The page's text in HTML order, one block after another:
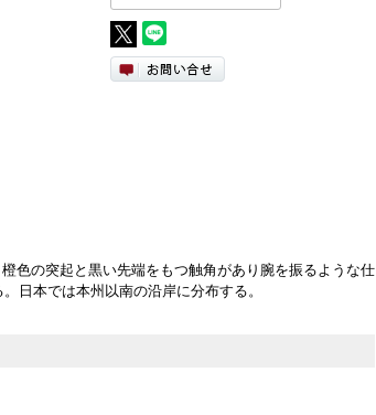
色の突起と黒い先端をもつ触角があり腕を振るような仕
日本では本州以南の沿岸に分布する。